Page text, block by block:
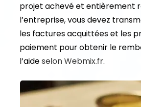
projet achevé et entièrement
l’entreprise, vous devez
les factures acquittées et les
paiement pour obtenir le
l’aideselon Webmix.fr.